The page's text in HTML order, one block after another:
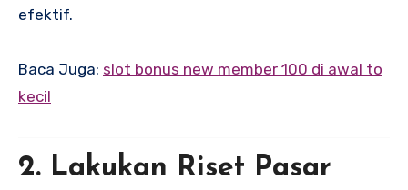
efektif.
Baca Juga: slot bonus new member 100 di awal to
kecil
2. Lakukan Riset Pasar